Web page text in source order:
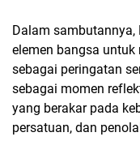
Dalam
elemen bangsa
sebagai peringatan
sebagai momen
yang berakar pada
persatuan, dan